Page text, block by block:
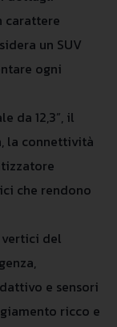
carattere
un SUV
ogni
da 12,3”, il
la connettività
che rendono
del
e sensori
ricco e